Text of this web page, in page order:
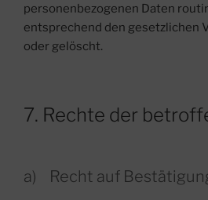
personenbezogenen Daten
entsprechend den gesetzlichen
oder gelöscht.
7. Rechte der
a) Recht auf